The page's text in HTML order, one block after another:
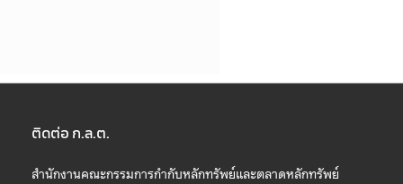
ติดต่อ ก.ล.ต.
สำนักงานคณะกรรมการกำกับหลักทรัพย์และตลาดหลักทรัพย์